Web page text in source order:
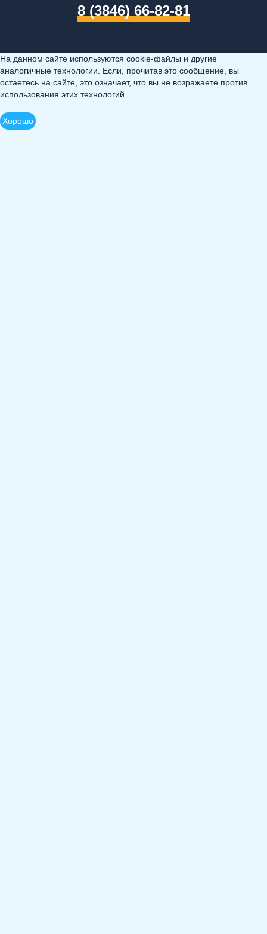
8 (3846) 66-82-81
На данном сайте используются cookie-файлы и другие
аналогичные технологии. Если, прочитав это сообщение, вы
остаетесь на сайте, это означает, что вы не возражаете против
использования этих технологий.
Хорошо